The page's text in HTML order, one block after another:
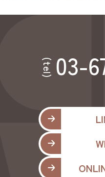
(tel) 03-